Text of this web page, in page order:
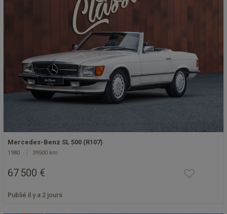
Mercedes-Benz SL 500 (R107)
1980 39500 km
67 500 €
Publié il y a 2 jours